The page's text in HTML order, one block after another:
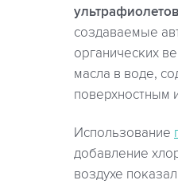
создаваемые
органических
масла в воде,
поверхностным
Использование
добавление
воздухе